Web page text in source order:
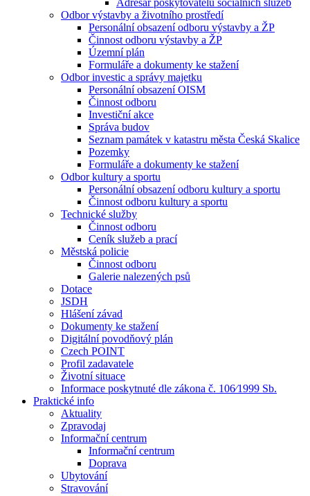
Adresář poskytovatelů sociálních služeb
Odbor výstavby a životního prostředí
Personální obsazení odboru výstavby a ŽP
Činnost odboru výstavby a ŽP
Územní plán
Formuláře a dokumenty ke stažení
Odbor investic a správy majetku
Personální obsazení OISM
Činnost odboru
Investiční akce
Správa budov
Seznam památek v katastru města Česká Skalice
Pozemky
Formuláře a dokumenty ke stažení
Odbor kultury a sportu
Personální obsazení odboru kultury a sportu
Činnost odboru kultury a sportu
Technické služby
Činnost odboru
Ceník služeb a prací
Městská policie
Činnost odboru
Galerie nalezených psů
Dotace
JSDH
Hlášení závad
Dokumenty ke stažení
Digitální povodňový plán
Czech POINT
Profil zadavatele
Životní situace
Informace poskytnuté dle zákona č. 106⁄1999 Sb.
Praktické info
Aktuality
Zpravodaj
Informační centrum
Informační centrum
Doprava
Ubytování
Stravování